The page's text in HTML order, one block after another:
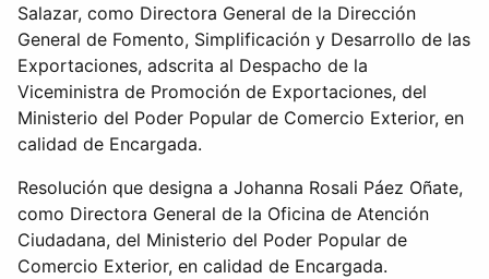
Salazar, como Directora General de la Dirección
General de Fomento, Simplificación y Desarrollo de las
Exportaciones, adscrita al Despacho de la
Viceministra de Promoción de Exportaciones, del
Ministerio del Poder Popular de Comercio Exterior, en
calidad de Encargada.
Resolución que designa a Johanna Rosali Páez Oñate,
como Directora General de la Oficina de Atención
Ciudadana, del Ministerio del Poder Popular de
Comercio Exterior, en calidad de Encargada.